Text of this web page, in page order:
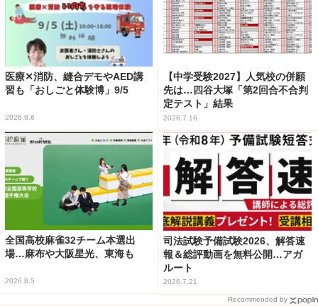
医療✕消防、縫合デモやAED講
習も「おしごと体験博」9/5
2026.8.6
【中学受験2027】人気校の併願
先は…四谷大塚「第2回合不合判
定テスト」結果
2026.7.16
全国高校麻雀32チーム本選出
場…麻布や大阪星光、東海も
2026.8.5
司法試験予備試験2026、解答速
報＆総評動画を無料公開…アガ
ルート
2026.7.21
Recommended by